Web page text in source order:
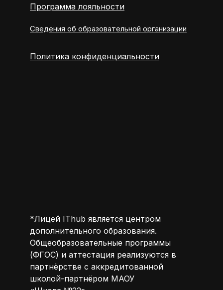
*Лицей IThub является центром
дополнительного образования.
Общеобразовательные программы
(ФГОС) и аттестация реализуются в
партнёрстве с аккредитованной
школой-партнёром МАОУ
Сведения об образовательной организации
Программа лояльности
Политика конфиденциальности